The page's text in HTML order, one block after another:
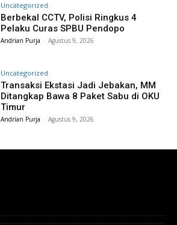
Uncategorized
Berbekal CCTV, Polisi Ringkus 4
Pelaku Curas SPBU Pendopo
Andrian Purja - Agustus 9, 2026
Uncategorized
Transaksi Ekstasi Jadi Jebakan, MM
Ditangkap Bawa 8 Paket Sabu di OKU
Timur
Andrian Purja - Agustus 9, 2026